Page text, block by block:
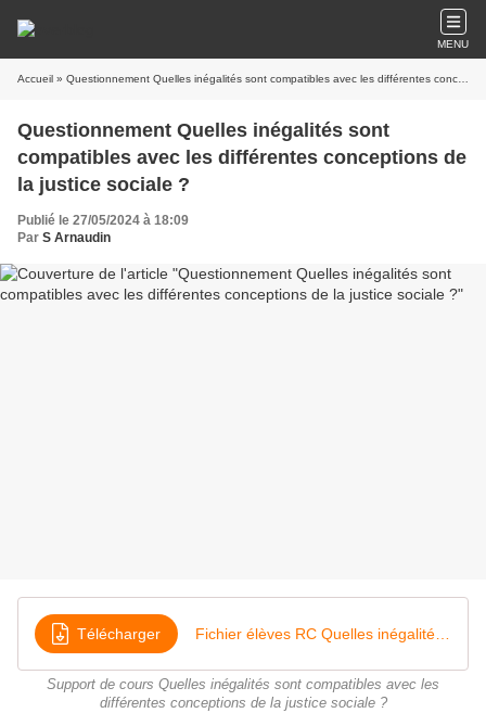
MENU
Accueil » Questionnement Quelles inégalités sont compatibles avec les différentes conceptions de la justice sociale ?
Questionnement Quelles inégalités sont
compatibles avec les différentes conceptions de
la justice sociale ?
Publié le 27/05/2024 à 18:09
Par S Arnaudin
Télécharger
Support de cours Quelles inégalités sont compatibles avec les
différentes conceptions de la justice sociale ?